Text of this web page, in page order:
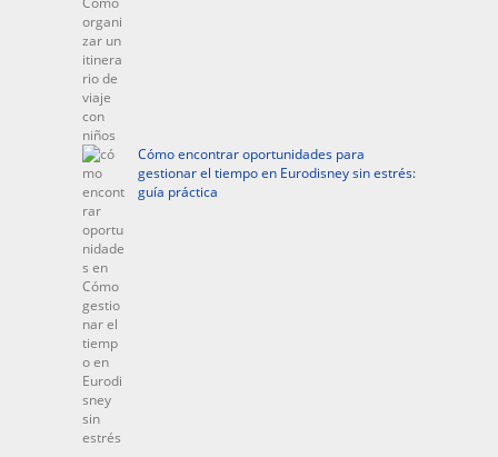
Cómo encontrar oportunidades para
gestionar el tiempo en Eurodisney sin estrés:
guía práctica